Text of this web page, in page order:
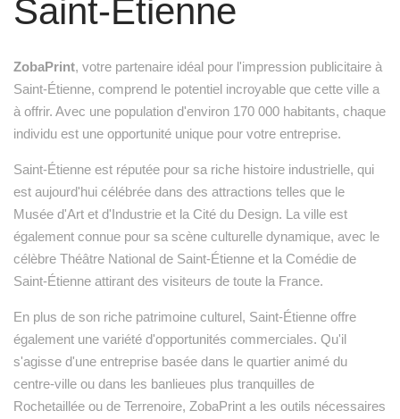
Saint-Étienne
ZobaPrint, votre partenaire idéal pour l'impression publicitaire à
Saint-Étienne, comprend le potentiel incroyable que cette ville a
à offrir. Avec une population d'environ 170 000 habitants, chaque
individu est une opportunité unique pour votre entreprise.
Saint-Étienne est réputée pour sa riche histoire industrielle, qui
est aujourd'hui célébrée dans des attractions telles que le
Musée d'Art et d'Industrie et la Cité du Design. La ville est
également connue pour sa scène culturelle dynamique, avec le
célèbre Théâtre National de Saint-Étienne et la Comédie de
Saint-Étienne attirant des visiteurs de toute la France.
En plus de son riche patrimoine culturel, Saint-Étienne offre
également une variété d'opportunités commerciales. Qu'il
s'agisse d'une entreprise basée dans le quartier animé du
centre-ville ou dans les banlieues plus tranquilles de
Rochetaillée ou de Terrenoire, ZobaPrint a les outils nécessaires